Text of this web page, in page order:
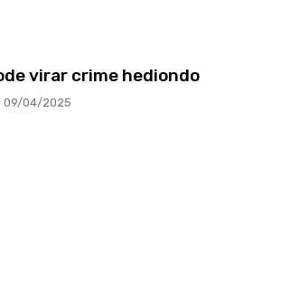
virar crime hediondo
09/04/2025